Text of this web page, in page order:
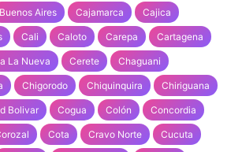
Buenos Aires Cajamarca Cajica
Cali Caloto Carepa Cartagena
La Nueva Cerete Chaguani
Chigorodo Chiquinquira Chiriguana
Bolivar Cogua Colón Concordia
Cota Cravo Norte Cucuta